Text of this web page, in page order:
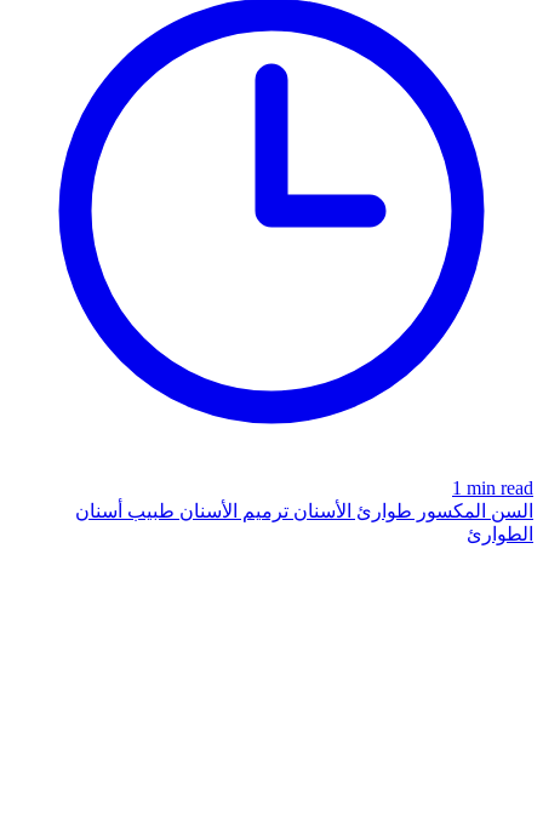
1 min read
السن المكسور طوارئ الأسنان ترميم الأسنان طبيب أسنان
الطوارئ